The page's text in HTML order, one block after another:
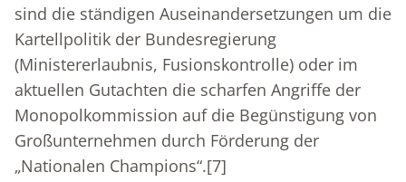
sind die ständigen Auseinandersetzungen um die
Kartellpolitik der Bundesregierung
(Ministererlaubnis, Fusionskontrolle) oder im
aktuellen Gutachten die scharfen Angriffe der
Monopolkommission auf die Begünstigung von
Großunternehmen durch Förderung der
„Nationalen Champions“.[7]